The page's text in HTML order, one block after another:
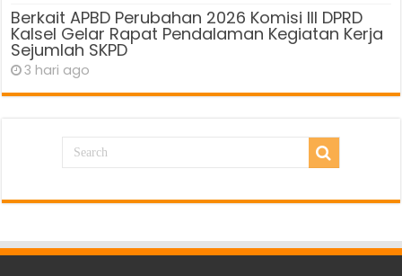
Berkait APBD Perubahan 2026 Komisi III DPRD
Kalsel Gelar Rapat Pendalaman Kegiatan Kerja
Sejumlah SKPD
3 hari ago